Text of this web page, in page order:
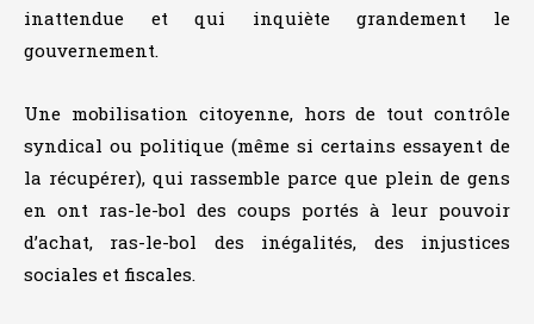
inattendue et qui inquiète grandement le
gouvernement.
Une mobilisation citoyenne, hors de tout contrôle
syndical ou politique (même si certains essayent de
la récupérer), qui rassemble parce que plein de gens
en ont ras-le-bol des coups portés à leur pouvoir
d’achat, ras-le-bol des inégalités, des injustices
sociales et fiscales.